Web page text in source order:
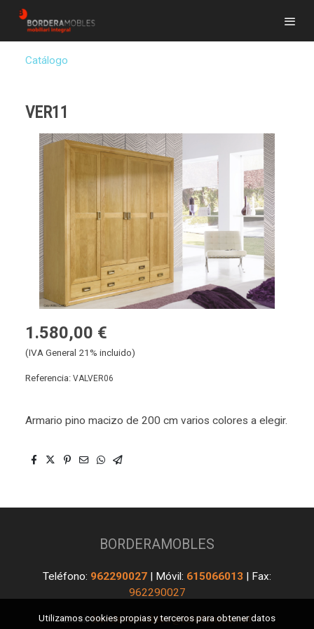
Catálogo
VER11
1.580,00 €
(IVA General 21% incluido)
Referencia: VALVER06
Armario pino macizo de 200 cm varios colores a elegir.
BORDERAMOBLES
Teléfono: 962290027 | Móvil: 615066013 | Fax:
962290027
Email:borderamobles@telefonica.net
Utilizamos cookies propias y terceros para obtener datos